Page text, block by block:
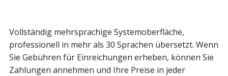
Vollständig mehrsprachige Systemoberfläche,
professionell in mehr als 30 Sprachen übersetzt. Wenn
Sie Gebühren für Einreichungen erheben, können Sie
Zahlungen annehmen und Ihre Preise in jeder